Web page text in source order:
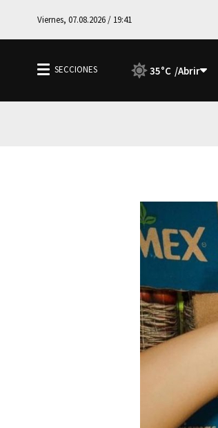
Viernes, 07.08.2026 / 19:41
35°C